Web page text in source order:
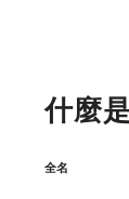
什麼
全名